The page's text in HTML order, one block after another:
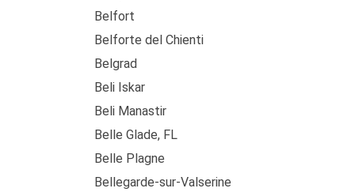
Belfort
Belforte del Chienti
Belgrad
Beli Iskar
Beli Manastir
Belle Glade, FL
Belle Plagne
Bellegarde-sur-Valserine